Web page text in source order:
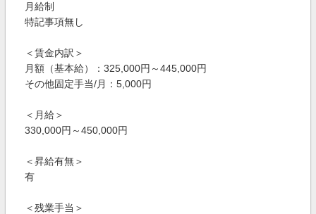
月給制
特記事項無し
＜賃金内訳＞
月額（基本給）：325,000円～445,000円
その他固定手当/月：5,000円
＜月給＞
330,000円～450,000円
＜昇給有無＞
有
＜残業手当＞